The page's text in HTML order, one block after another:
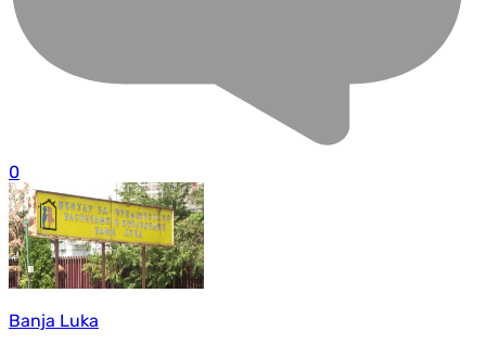
0
Banja Luka